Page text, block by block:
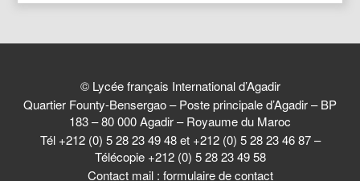
© Lycée français International d’Agadir
Quartier Founty-Bensergao – Poste principale d’Agadir – BP
183 – 80 000 Agadir – Royaume du Maroc
Tél +212 (0) 5 28 23 49 48 et +212 (0) 5 28 23 46 87 –
Télécopie +212 (0) 5 28 23 49 58
Contact mail : formulaire de contact